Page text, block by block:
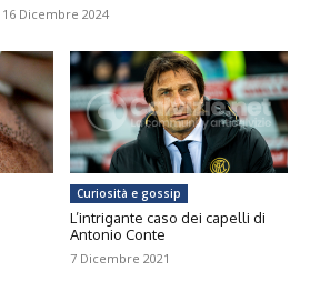
16 Dicembre 2024
Curiosità e gossip
L’intrigante caso dei capelli di
Antonio Conte
7 Dicembre 2021